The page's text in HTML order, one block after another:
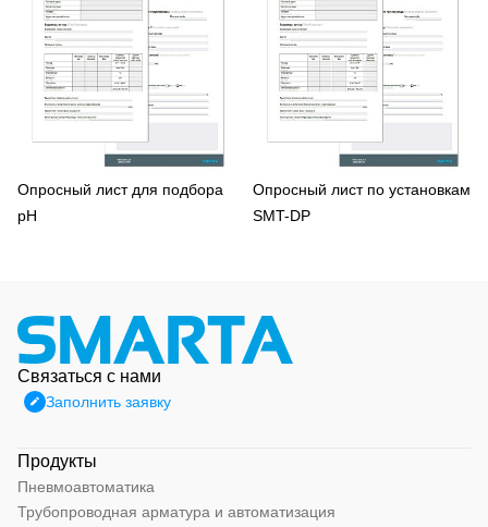
Опросный лист для подбора
pH
Опросный лист по установкам
SMT-DP
Связаться с нами
Заполнить заявку
Продукты
Пневмоавтоматика
Трубопроводная арматура и автоматизация